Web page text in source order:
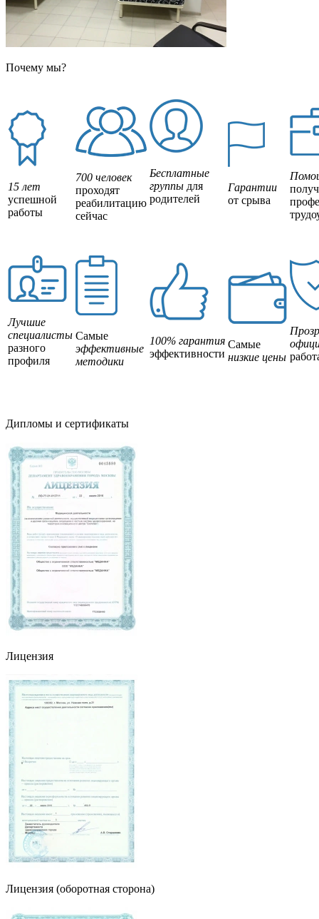
Почему мы?
15 лет
успешной
работы
700 человек
проходят
реабилитацию
сейчас
Бесплатные
группы для
родителей
Гарантии
от срыва
Лучшие
специалисты
разного
профиля
Самые
эффективные
методики
100% гарантия
эффективности
Самые
низкие цены
Дипломы и сертификаты
Лицензия
Лицензия (оборотная сторона)